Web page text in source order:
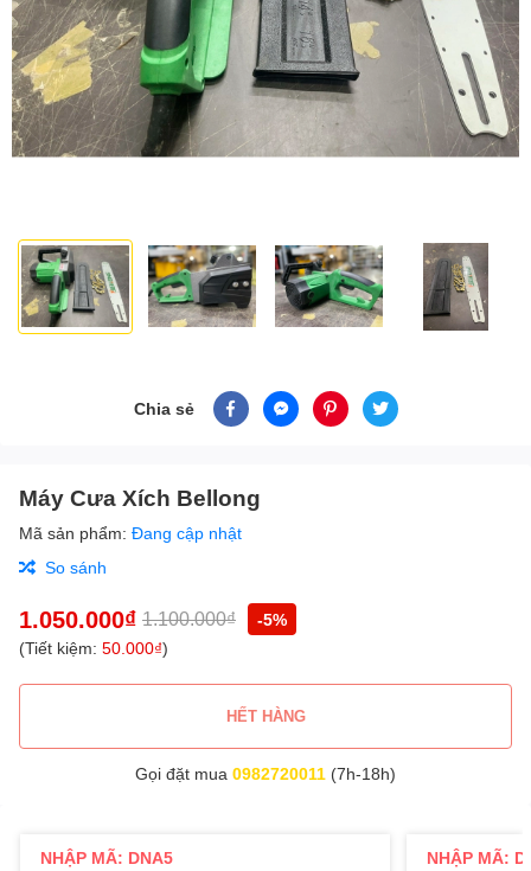
Chia sẻ
Máy Cưa Xích Bellong
Mã sản phẩm: Đang cập nhật
So sánh
1.050.000₫ 1.100.000₫
-5%
(Tiết kiệm: 50.000₫)
HẾT HÀNG
Gọi đặt mua 0982720011 (7h-18h)
NHẬP MÃ: DNA5 NHẬP MÃ: